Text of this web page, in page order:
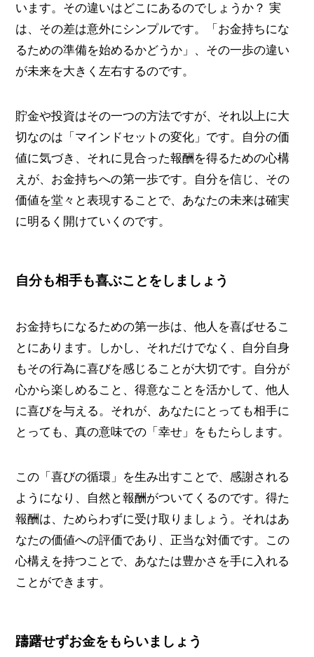
います。その違いはどこにあるのでしょうか？ 実
は、その差は意外にシンプルです。「お金持ちにな
るための準備を始めるかどうか」、その一歩の違い
が未来を大きく左右するのです。
貯金や投資はその一つの方法ですが、それ以上に大
切なのは「マインドセットの変化」です。自分の価
値に気づき、それに見合った報酬を得るための心構
えが、お金持ちへの第一歩です。自分を信じ、その
価値を堂々と表現することで、あなたの未来は確実
に明るく開けていくのです。
自分も相手も喜ぶことをしましょう
お金持ちになるための第一歩は、他人を喜ばせるこ
とにあります。しかし、それだけでなく、自分自身
もその行為に喜びを感じることが大切です。自分が
心から楽しめること、得意なことを活かして、他人
に喜びを与える。それが、あなたにとっても相手に
とっても、真の意味での「幸せ」をもたらします。
この「喜びの循環」を生み出すことで、感謝される
ようになり、自然と報酬がついてくるのです。得た
報酬は、ためらわずに受け取りましょう。それはあ
なたの価値への評価であり、正当な対価です。この
心構えを持つことで、あなたは豊かさを手に入れる
ことができます。
躊躇せずお金をもらいましょう